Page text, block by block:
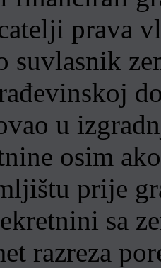
prava
suvlasnik
u
osim
prije
sa
razreza